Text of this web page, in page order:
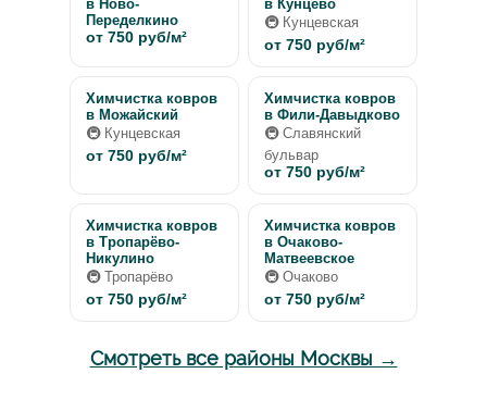
в Ново-
Переделкино
от 750 руб/м²
в Кунцево
🚇 Кунцевская
от 750 руб/м²
Химчистка ковров
в Можайский
🚇 Кунцевская
от 750 руб/м²
Химчистка ковров
в Фили-Давыдково
🚇 Славянский
бульвар
от 750 руб/м²
Химчистка ковров
в Тропарёво-
Никулино
🚇 Тропарёво
от 750 руб/м²
Химчистка ковров
в Очаково-
Матвеевское
🚇 Очаково
от 750 руб/м²
Смотреть все районы Москвы →